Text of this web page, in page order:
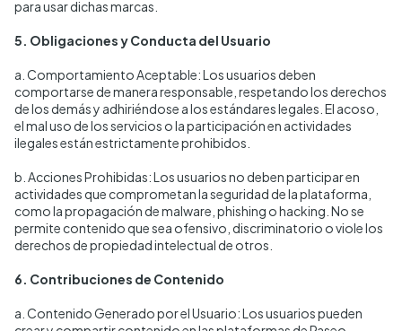
para usar dichas marcas.
5. Obligaciones y Conducta del Usuario
a. Comportamiento Aceptable: Los usuarios deben
comportarse de manera responsable, respetando los derechos
de los demás y adhiriéndose a los estándares legales. El acoso,
el mal uso de los servicios o la participación en actividades
ilegales están estrictamente prohibidos.
b. Acciones Prohibidas: Los usuarios no deben participar en
actividades que comprometan la seguridad de la plataforma,
como la propagación de malware, phishing o hacking. No se
permite contenido que sea ofensivo, discriminatorio o viole los
derechos de propiedad intelectual de otros.
6. Contribuciones de Contenido
a. Contenido Generado por el Usuario: Los usuarios pueden